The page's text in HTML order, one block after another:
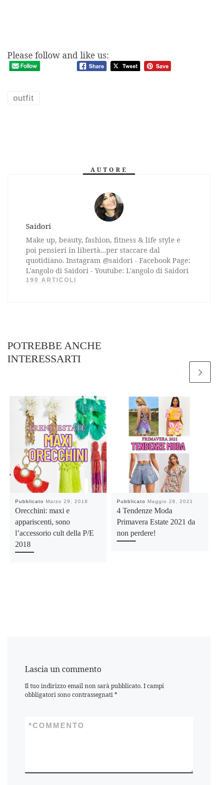
Please follow and like us:
outfit
AUTORE
Saidori
Make up, beauty, fashion, fitness & life style e
poi pensieri in libertà...per staccare dal
quotidiano. Instagram @saidori - Facebook Page:
L'angolo di Saidori - Youtube: L'angolo di Saidori
190 ARTICOLI
POTREBBE ANCHE
INTERESSARTI
Pubblicato Marzo 29, 2018
Orecchini: maxi e
appariscenti, sono
l’accessorio cult della P/E
2018
Pubblicato Maggio 28, 2021
4 Tendenze Moda
Primavera Estate 2021 da
non perdere!
Lascia un commento
Il tuo indirizzo email non sarà pubblicato.I campi
obbligatori sono contrassegnati*
COMMENTO
*